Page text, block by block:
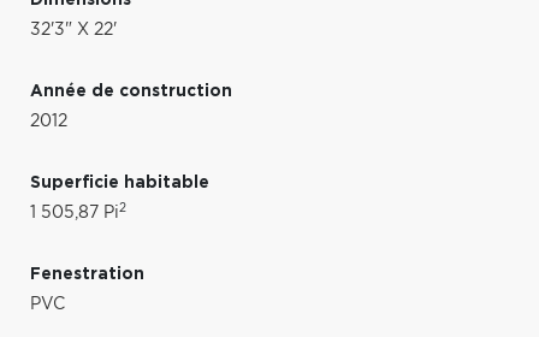
32'3" X 22'
Année de construction
2012
Superficie habitable
1 505,87 Pi2
Fenestration
PVC